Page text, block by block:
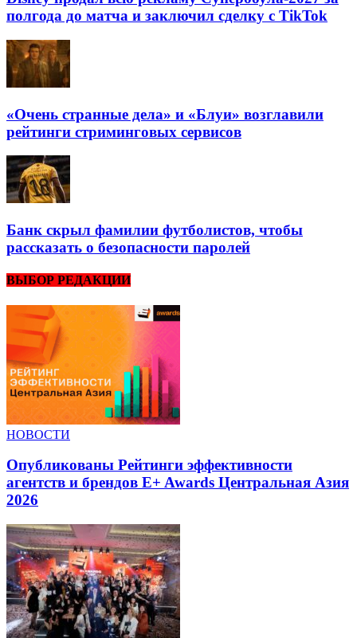
полгода до матча и заключил сделку с TikTok
«Очень странные дела» и «Блуи» возглавили
рейтинги стриминговых сервисов
Банк скрыл фамилии футболистов, чтобы
рассказать о безопасности паролей
ВЫБОР РЕДАКЦИИ
НОВОСТИ
Опубликованы Рейтинги эффективности
агентств и брендов E+ Awards Центральная Азия
2026